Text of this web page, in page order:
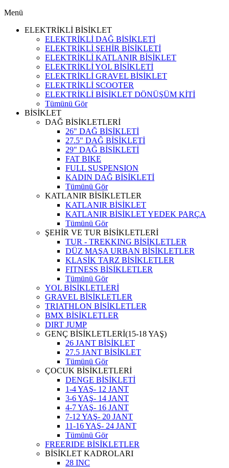
Menü
ELEKTRİKLİ BİSİKLET
ELEKTRİKLİ DAĞ BİSİKLETİ
ELEKTRİKLİ ŞEHİR BİSİKLETİ
ELEKTRİKLİ KATLANIR BİSİKLET
ELEKTRİKLİ YOL BİSİKLETİ
ELEKTRİKLİ GRAVEL BİSİKLET
ELEKTRİKLİ SCOOTER
ELEKTRİKLİ BİSİKLET DÖNÜŞÜM KİTİ
Tümünü Gör
BİSİKLET
DAĞ BİSİKLETLERİ
26" DAĞ BİSİKLETİ
27.5" DAĞ BİSİKLETİ
29" DAĞ BİSİKLETİ
FAT BIKE
FULL SUSPENSION
KADIN DAĞ BİSİKLETİ
Tümünü Gör
KATLANIR BİSİKLETLER
KATLANIR BİSİKLET
KATLANIR BİSİKLET YEDEK PARÇA
Tümünü Gör
ŞEHİR VE TUR BİSİKLETLERİ
TUR - TREKKING BİSİKLETLER
DÜZ MAŞA URBAN BİSİKLETLER
KLASİK TARZ BİSİKLETLER
FITNESS BİSİKLETLER
Tümünü Gör
YOL BİSİKLETLERİ
GRAVEL BİSİKLETLER
TRIATHLON BİSİKLETLER
BMX BİSİKLETLER
DIRT JUMP
GENÇ BİSİKLETLERİ(15-18 YAŞ)
26 JANT BİSİKLET
27.5 JANT BİSİKLET
Tümünü Gör
ÇOCUK BİSİKLETLERİ
DENGE BİSİKLETİ
1-4 YAŞ- 12 JANT
3-6 YAŞ- 14 JANT
4-7 YAŞ- 16 JANT
7-12 YAŞ- 20 JANT
11-16 YAŞ- 24 JANT
Tümünü Gör
FREERIDE BİSİKLETLER
BİSİKLET KADROLARI
28 INC